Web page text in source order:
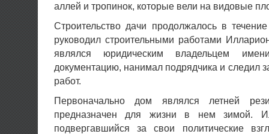
аллей и тропинок, которые вели на видовые
Строительство дачи продолжалось в
руководил строительными работами
являлся юридическим владельцем
документацию, нанимал подрядчика и следил
работ.
Первоначально дом являлся летней
предназначен для жизни в нем зимой.
подвергавшийся за свои политические